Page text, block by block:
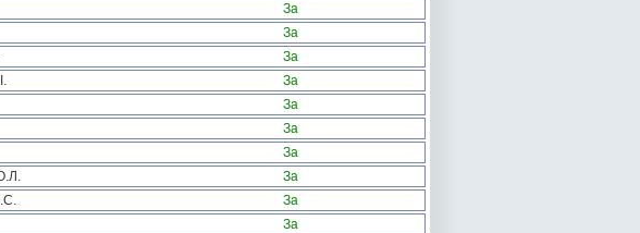
За
За
За
За
За
За
За
За
За
За